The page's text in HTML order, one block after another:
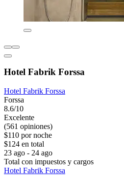
Hotel Fabrik Forssa
Hotel Fabrik Forssa
Forssa
8.6/10
Excelente
(561 opiniones)
$110 por noche
$124 en total
23 ago - 24 ago
Total con impuestos y cargos
Hotel Fabrik Forssa